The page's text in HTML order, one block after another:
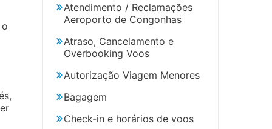
Atendimento / Reclamações
Aeroporto de Congonhas
Atraso, Cancelamento e
Overbooking Voos
Autorização Viagem Menores
Bagagem
Check-in e horários de voos